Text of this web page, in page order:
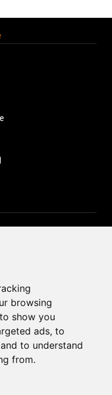
browsing
show you
ads, to
to understand
from.
+371 26272360
varle.lt